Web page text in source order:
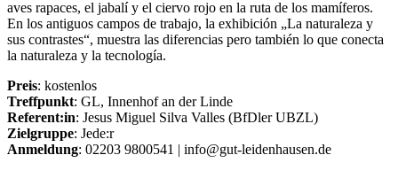
aves rapaces, el jabalí y el ciervo rojo en la ruta de los mamíferos.
En los antiguos campos de trabajo, la exhibición „La naturaleza y
sus contrastes“, muestra las diferencias pero también lo que conecta
la naturaleza y la tecnología.
Preis: kostenlos
Treffpunkt: GL, Innenhof an der Linde
Referent:in: Jesus Miguel Silva Valles (BfDler UBZL)
Zielgruppe: Jede:r
Anmeldung: 02203 9800541 | info@gut-leidenhausen.de